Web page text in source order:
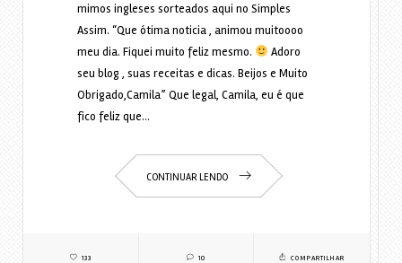
mimos ingleses sorteados aqui no Simples
Assim. “Que ótima noticia , animou muitoooo
meu dia. Fiquei muito feliz mesmo.
Adoro
seu blog , suas receitas e dicas. Beijos e Muito
Obrigado,Camila” Que legal, Camila, eu é que
fico feliz que…
CONTINUAR LENDO
133 10 COMPARTILHAR